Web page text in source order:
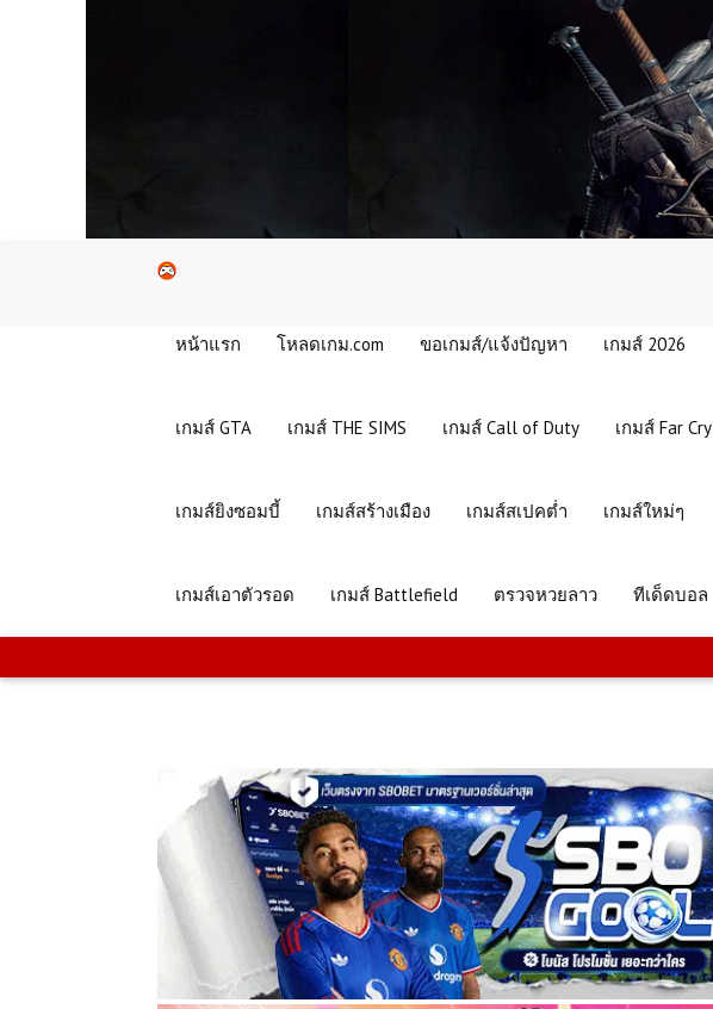
หน้าแรก โหลดเกม.com ขอเกมส์/แจ้งปัญหา เกมส์ 2026
เกมส์ GTA เกมส์ THE SIMS เกมส์ Call of Duty เกมส์ Far Cry
เกมส์ยิงซอมบี้ เกมส์สร้างเมือง เกมส์สเปคต่ำ เกมส์ใหม่ๆ
เกมส์เอาตัวรอด เกมส์ Battlefield ตรวจหวยลาว ทีเด็ดบอล